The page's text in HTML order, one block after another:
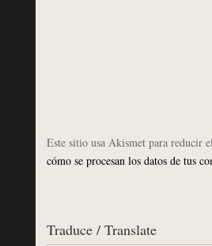
Este sitio usa Akismet para reducir
cómo se procesan los datos de tus
Traduce / Translate